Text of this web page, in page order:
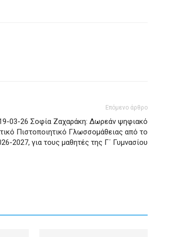
Επόμενο άρθρο
03-26 Σοφία Ζαχαράκη: Δωρεάν ψηφιακό
Πιστοποιητικό Γλωσσομάθειας από το
2027, για τους μαθητές της Γ΄ Γυμνασίου